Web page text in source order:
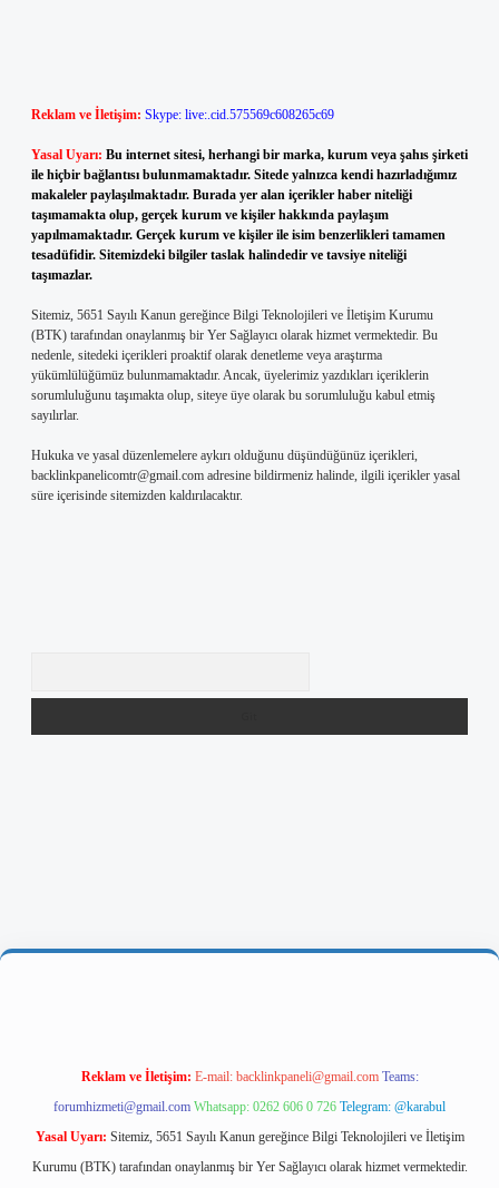
Reklam ve İletişim: Skype: live:.cid.575569c608265c69
Yasal Uyarı: Bu internet sitesi, herhangi bir marka, kurum veya şahıs şirketi
ile hiçbir bağlantısı bulunmamaktadır. Sitede yalnızca kendi hazırladığımız
makaleler paylaşılmaktadır. Burada yer alan içerikler haber niteliği
taşımamakta olup, gerçek kurum ve kişiler hakkında paylaşım
yapılmamaktadır. Gerçek kurum ve kişiler ile isim benzerlikleri tamamen
tesadüfidir. Sitemizdeki bilgiler taslak halindedir ve tavsiye niteliği
taşımazlar.
Sitemiz, 5651 Sayılı Kanun gereğince Bilgi Teknolojileri ve İletişim Kurumu
(BTK) tarafından onaylanmış bir Yer Sağlayıcı olarak hizmet vermektedir. Bu
nedenle, sitedeki içerikleri proaktif olarak denetleme veya araştırma
yükümlülüğümüz bulunmamaktadır. Ancak, üyelerimiz yazdıkları içeriklerin
sorumluluğunu taşımakta olup, siteye üye olarak bu sorumluluğu kabul etmiş
sayılırlar.
Hukuka ve yasal düzenlemelere aykırı olduğunu düşündüğünüz içerikleri,
backlinkpanelicomtr@gmail.com adresine bildirmeniz halinde, ilgili içerikler yasal
süre içerisinde sitemizden kaldırılacaktır.
Reklam ve İletişim: E-mail: backlinkpaneli@gmail.com Teams:
forumhizmeti@gmail.com Whatsapp: 0262 606 0 726 Telegram: @karabul
Yasal Uyarı: Sitemiz, 5651 Sayılı Kanun gereğince Bilgi Teknolojileri ve İletişim
Kurumu (BTK) tarafından onaylanmış bir Yer Sağlayıcı olarak hizmet vermektedir.